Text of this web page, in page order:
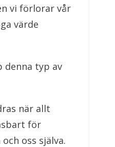
vi förlorar vår
värde
denna typ av
när allt
för
oss själva.